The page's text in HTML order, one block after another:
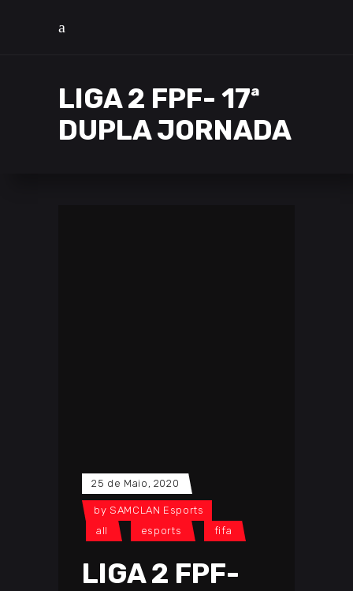
LIGA 2 FPF- 17ª
DUPLA JORNADA
25 de Maio, 2020
by SAMCLAN Esports
all
esports fifa
LIGA 2 FPF-